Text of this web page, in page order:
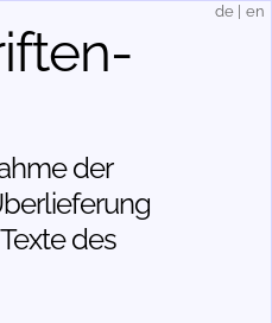
der
des
de en